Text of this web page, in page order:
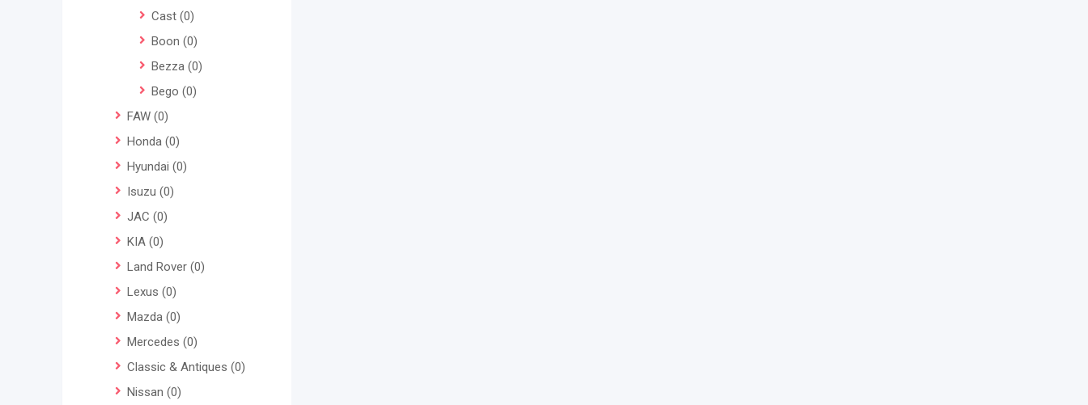
Cast (0)
Boon (0)
Bezza (0)
Bego (0)
FAW (0)
Honda (0)
Hyundai (0)
Isuzu (0)
JAC (0)
KIA (0)
Land Rover (0)
Lexus (0)
Mazda (0)
Mercedes (0)
Classic & Antiques (0)
Nissan (0)